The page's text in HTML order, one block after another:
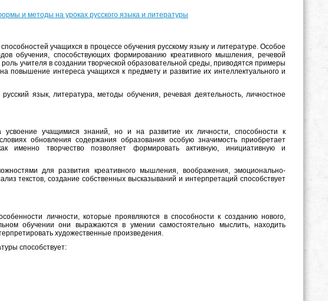
и методы на уроках русского языка и литературы
учащихся в процессе обучения русскому языку и литературе. Особое
обучения, способствующих формированию креативного мышления, речевой
учителя в создании творческой образовательной среды, приводятся примеры
повышение интереса учащихся к предмету и развитие их интеллектуального и
язык, литература, методы обучения, речевая деятельность, личностное
учащимися знаний, но и на развитие их личности, способности к
обновления содержания образования особую значимость приобретает
именно творчество позволяет формировать активную, инициативную и
для развития креативного мышления, воображения, эмоционально-
текстов, создание собственных высказываний и интерпретаций способствует
личности, которые проявляются в способности к созданию нового,
обучении они выражаются в умении самостоятельно мыслить, находить
художественные произведения.
способствует: